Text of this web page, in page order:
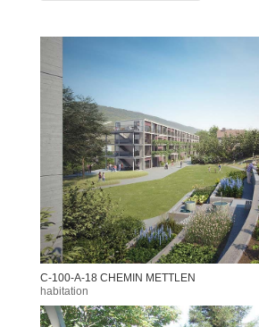
C-100-A-18 CHEMIN METTLEN
habitation